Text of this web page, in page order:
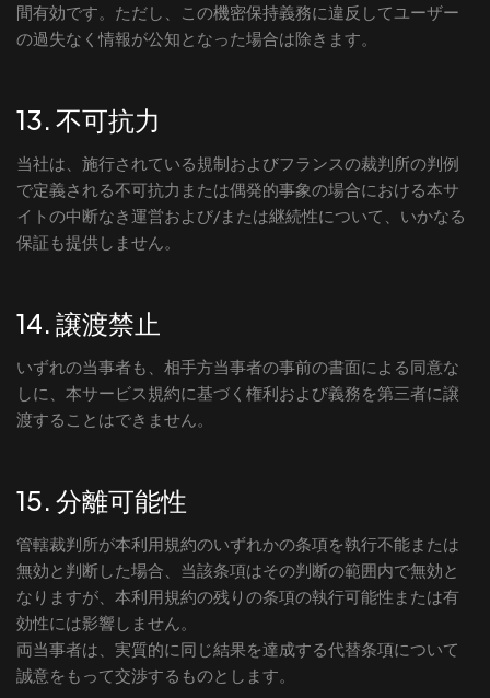
間有効です。ただし、この機密保持義務に違反してユーザー
の過失なく情報が公知となった場合は除きます。
13. 不可抗力
当社は、施行されている規制およびフランスの裁判所の判例
で定義される不可抗力または偶発的事象の場合における本サ
イトの中断なき運営および/または継続性について、いかなる
保証も提供しません。
14. 譲渡禁止
いずれの当事者も、相手方当事者の事前の書面による同意な
しに、本サービス規約に基づく権利および義務を第三者に譲
渡することはできません。
15. 分離可能性
管轄裁判所が本利用規約のいずれかの条項を執行不能または
無効と判断した場合、当該条項はその判断の範囲内で無効と
なりますが、本利用規約の残りの条項の執行可能性または有
効性には影響しません。
両当事者は、実質的に同じ結果を達成する代替条項について
誠意をもって交渉するものとします。